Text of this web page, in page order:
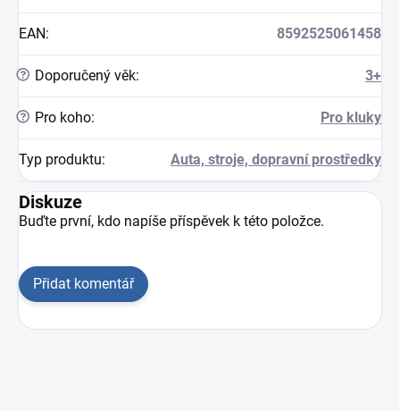
EAN: 8592525061458
? Doporučený věk: 3+
? Pro koho: Pro kluky
Typ produktu: Auta, stroje, dopravní prostředky
Diskuze
Buďte první, kdo napíše příspěvek k této položce.
Přidat komentář